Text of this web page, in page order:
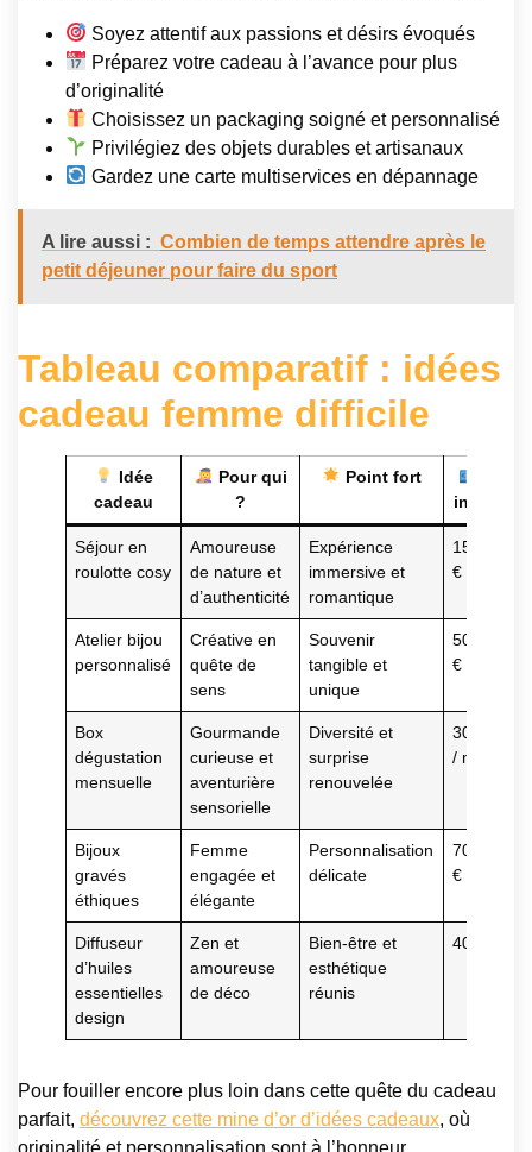
Soyez attentif aux passions et désirs évoqués
Préparez votre cadeau à l’avance pour plus
d’originalité
Choisissez un packaging soigné et personnalisé
Privilégiez des objets durables et artisanaux
Gardez une carte multiservices en dépannage
A lire aussi : Combien de temps attendre après le
petit déjeuner pour faire du sport
Tableau comparatif : idées
cadeau femme difficile
Idée
cadeau
Pour qui
?
Point fort
indicatif
Séjour en
roulotte cosy
Amoureuse
de nature et
d’authenticité
Expérience
immersive et
romantique
150-300
€
Atelier bijou
personnalisé
Créative en
quête de
sens
Souvenir
tangible et
unique
50-100
€
Box
dégustation
mensuelle
Gourmande
curieuse et
aventurière
sensorielle
Diversité et
surprise
renouvelée
30-60 €
/ mois
Bijoux
gravés
éthiques
Femme
engagée et
élégante
Personnalisation
délicate
70-150
€
Diffuseur
d’huiles
essentielles
design
Zen et
amoureuse
de déco
Bien-être et
esthétique
réunis
40-80 €
Pour fouiller encore plus loin dans cette quête du cadeau
parfait, découvrez cette mine d’or d’idées cadeaux, où
originalité et personnalisation sont à l’honneur.